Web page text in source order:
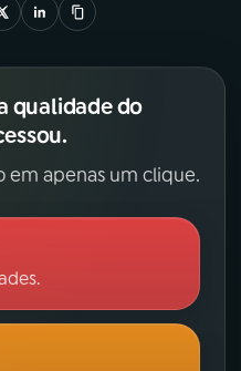
qualidade do
em apenas um clique.